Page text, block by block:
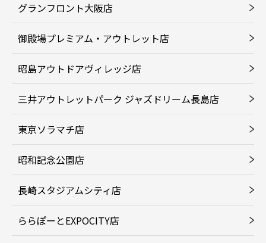
グランフロント大阪店
御殿場プレミアム・アウトレット店
昭島アウトドアヴィレッジ店
三井アウトレットパーク ジャズドリーム長島店
東京ソラマチ店
昭和記念公園店
長崎スタジアムシティ店
ららぽーとEXPOCITY店